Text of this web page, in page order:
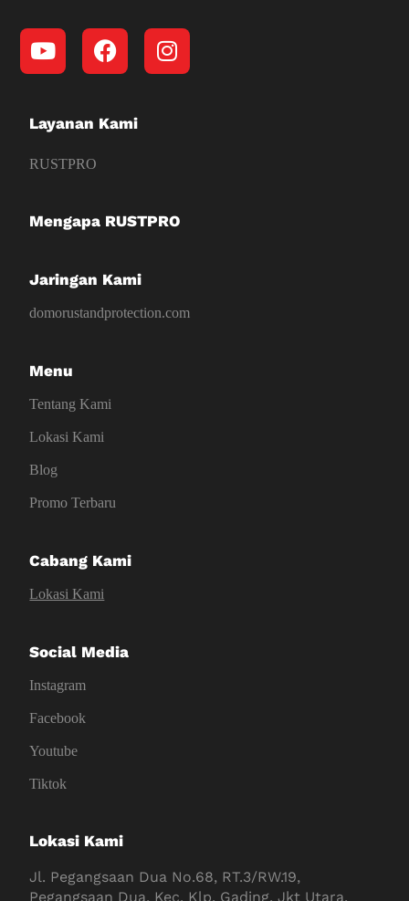
Layanan Kami
RUSTPRO
Mengapa RUSTPRO
Jaringan Kami
domorustandprotection.com
Menu
Tentang Kami
Lokasi Kami
Blog
Promo Terbaru
Cabang Kami
Lokasi Kami
Social Media
Instagram
Facebook
Youtube
Tiktok
Lokasi Kami
Jl. Pegangsaan Dua No.68, RT.3/RW.19,
Pegangsaan Dua, Kec. Klp. Gading, Jkt Utara,